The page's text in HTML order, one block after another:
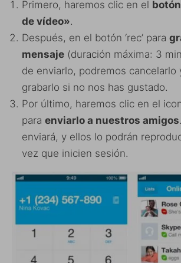
Primero, haremos clic en el
de vídeo».
Después, en el botón ‘rec’ para
mensaje (duración máxima: 3
de enviarlo, podremos cancelarlo
grabarlo si no nos has gustado.
Por último, haremos clic en el
para enviarlo a nuestros amigos
enviará, y ellos lo podrán
vez que inicien sesión.